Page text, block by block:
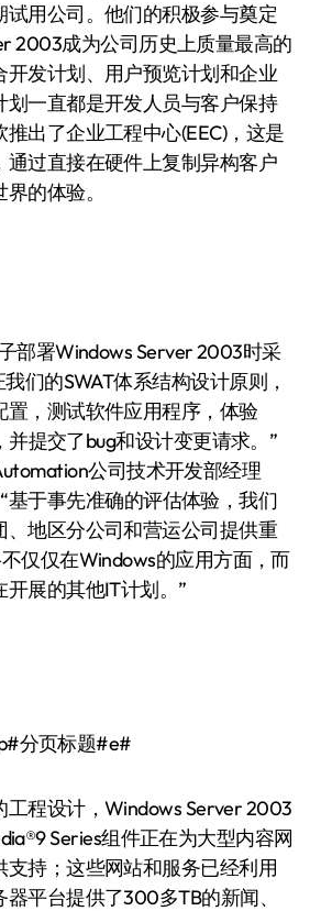
试用公司。他们的积极参与奠定
2003成为公司历史上质量最高的
开发计划、用户预览计划和企业
划一直都是开发人员与客户保持
出了企业工程中心(EEC)，这是
通过直接在硬件上复制异构客户
的体验。
署Windows Server 2003时采
们的SWAT体系结构设计原则，
置，测试软件应用程序，体验
提交了bug和设计变更请求。”
公司技术开发部经理
基于事先准确的评估体验，我们
、地区分公司和营运公司提供重
仅仅在Windows的应用方面，而
开展的其他IT计划。”
分页标题#e#
程设计，Windows Server 2003
Series组件正在为大型内容网
支持；这些网站和服务已经利用
平台提供了300多TB的新闻、